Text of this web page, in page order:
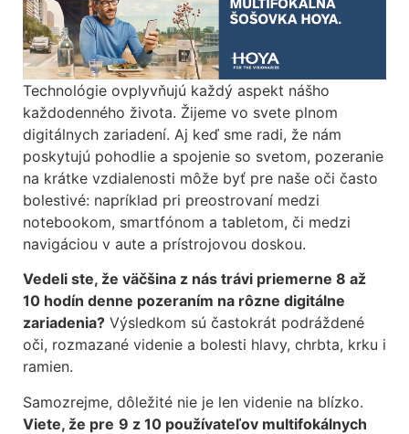
Technológie ovplyvňujú každý aspekt nášho
každodenného života. Žijeme vo svete plnom
digitálnych zariadení. Aj keď sme radi, že nám
poskytujú pohodlie a spojenie so svetom, pozeranie
na krátke vzdialenosti môže byť pre naše oči často
bolestivé: napríklad pri preostrovaní medzi
notebookom, smartfónom a tabletom, či medzi
navigáciou v aute a prístrojovou doskou.
Vedeli ste, že väčšina z nás trávi priemerne 8 až
10 hodín denne pozeraním na rôzne digitálne
zariadenia? Výsledkom sú častokrát podráždené
oči, rozmazané videnie a bolesti hlavy, chrbta, krku i
ramien.
Samozrejme, dôležité nie je len videnie na blízko.
Viete, že pre 9 z 10 používateľov multifokálnych